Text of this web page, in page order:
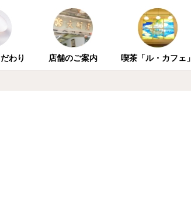
わり 店舗のご案内 喫茶「ル・カフェ」